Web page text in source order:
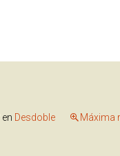
en Desdoble Máxima